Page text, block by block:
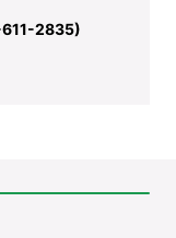
611-2835)